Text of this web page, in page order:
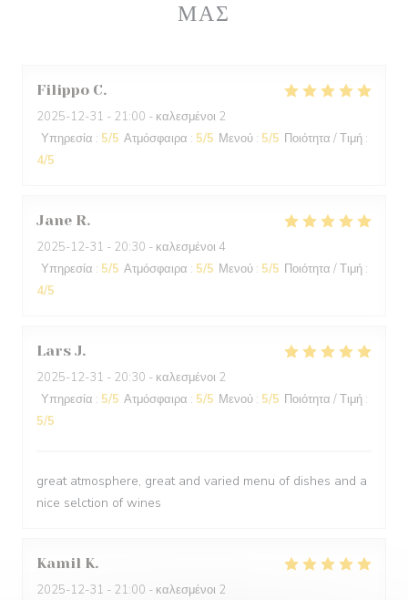
ΜΑΣ
Filippo C
2025-12-31 - 21:00 - καλεσμένοι 2
Υπηρεσία : 5/5 Ατμόσφαιρα : 5/5 Μενού : 5/5 Ποιότητα / Τιμή :
4/5
Jane R
2025-12-31 - 20:30 - καλεσμένοι 4
Υπηρεσία : 5/5 Ατμόσφαιρα : 5/5 Μενού : 5/5 Ποιότητα / Τιμή :
4/5
Lars J
2025-12-31 - 20:30 - καλεσμένοι 2
Υπηρεσία : 5/5 Ατμόσφαιρα : 5/5 Μενού : 5/5 Ποιότητα / Τιμή :
5/5
great atmosphere, great and varied menu of dishes and a
nice selction of wines
Kamil K
2025-12-31 - 21:00 - καλεσμένοι 2